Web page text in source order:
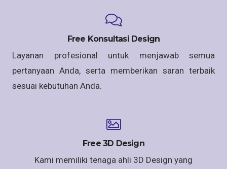
Free Konsultasi Design
Layanan profesional untuk menjawab semua
pertanyaan Anda, serta memberikan saran terbaik
sesuai kebutuhan Anda.
Free 3D Design
Kami memiliki tenaga ahli 3D Design yang